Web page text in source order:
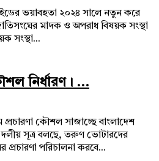
ভয়াবহতা ২০২৪ সালে নতুন করে
মাদক ও অপরাধ বিষয়ক সংস্থা
সংস্থা...
নির্ধারণ। ...
প্রচারণা কৌশল সাজাচ্ছে বাংলাদেশ
দলীয় সূত্র বলছে, তরুণ ভোটারদের
প্রচারণা পরিচালনা করবে...